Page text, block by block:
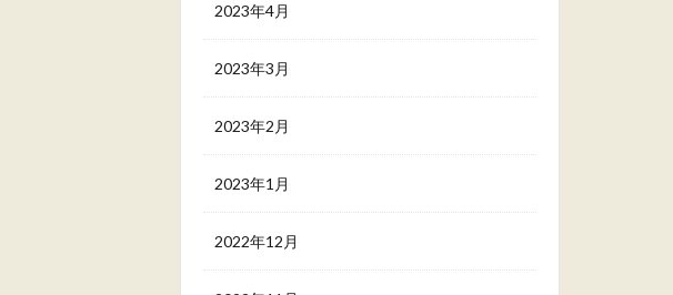
2023年4月
2023年3月
2023年2月
2023年1月
2022年12月